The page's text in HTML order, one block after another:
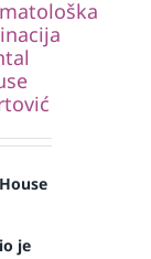
je